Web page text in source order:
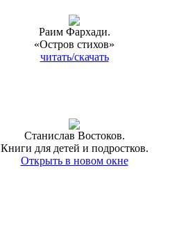
Раим Фархади.
«Остров стихов»
читать/скачать
Станислав Востоков.
Книги для детей и подростков.
Открыть в новом окне